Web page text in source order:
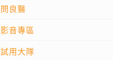
問良醫
影音專區
試用大隊